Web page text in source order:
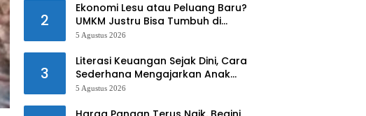
2
Ekonomi Lesu atau Peluang Baru?
UMKM Justru Bisa Tumbuh di
Tengah Ketidakpastian
5 Agustus 2026
3
Literasi Keuangan Sejak Dini, Cara
Sederhana Mengajarkan Anak
Mengelola Uang
5 Agustus 2026